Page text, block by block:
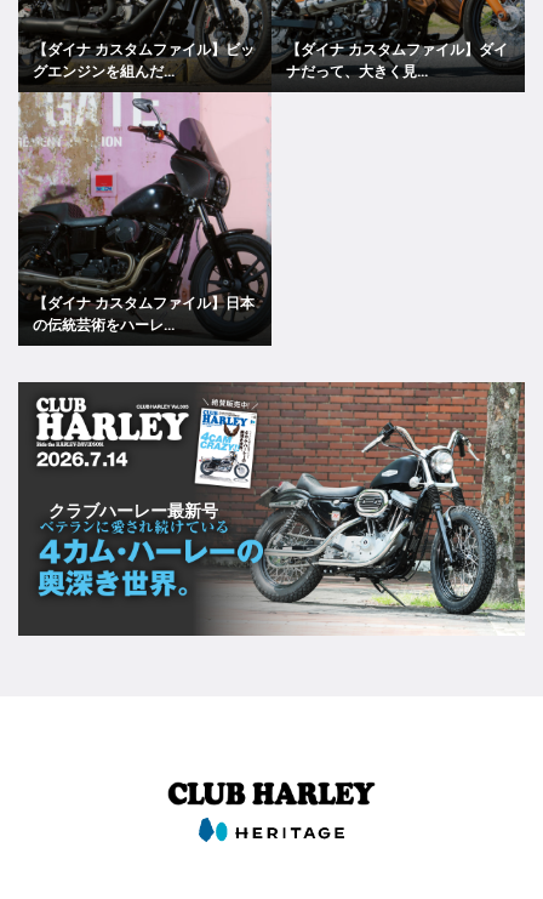
【ダイナ カスタムファイル】ビッ
グエンジンを組んだ...
【ダイナ カスタムファイル】ダイ
ナだって、大きく見...
【ダイナ カスタムファイル】日本
の伝統芸術をハーレ...
クラブハーレー最新号